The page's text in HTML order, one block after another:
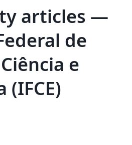
articles —
de
e
(IFCE)